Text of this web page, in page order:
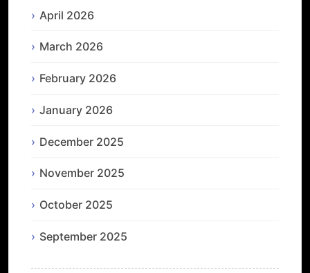
April 2026
March 2026
February 2026
January 2026
December 2025
November 2025
October 2025
September 2025